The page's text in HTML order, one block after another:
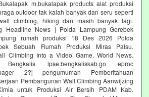
m.bukalapak products alat produksi
outdoor tak kalah banyak dan seru seperti
climbing, hiking dan masih banyak lagi.
Headline News | Polda Lampung Gerebek
rumah produksi 18 Des 2026 Polda
Sebuah Rumah Produksi Miras Palsu.
Climbing Into a Video Game. World News.
lpse.bengkaliskab.go eproc
2?j pengumuman Pemberitahuan
Pembangunan Wall Climbing Aanwijzing
untuk Produksi Air Bersih PDAM Kab.